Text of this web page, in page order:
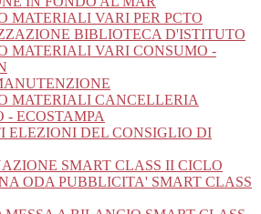
MATERIALI VARI PER PCTO
BIBLIOTECA D'ISTITUTO
MATERIALI VARI CONSUMO -
MATERIALI CANCELLERIA
- ECOSTAMPA
ELEZIONI DEL CONSIGLIO DI
SMART CLASS II CICLO
ODA PUBBLICITA' SMART CLASS